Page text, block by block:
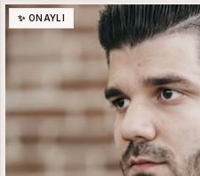
✨ ONAYLI